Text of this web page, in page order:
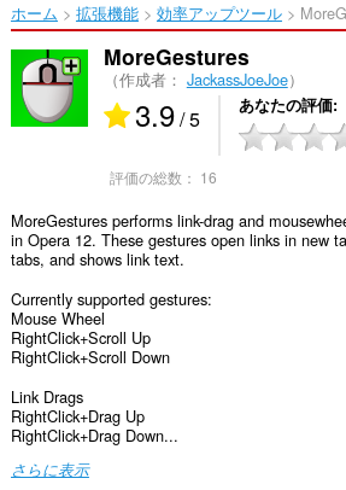
移
動
ホーム 拡張機能 効率アップツール
MoreGestures
（作成者： JackassJoeJoe）
3.9/ 5 あなたの評価
評価の総数： 16
MoreGestures performs link-drag and
in Opera 12. These gestures open links in new
tabs, and shows link text.
Currently supported gestures:
Mouse Wheel
RightClick+Scroll Up
RightClick+Scroll Down
Link Drags
RightClick+Drag Up
RightClick+Drag Down...
さらに表示